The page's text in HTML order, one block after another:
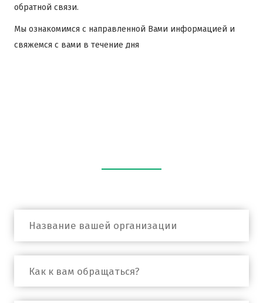
обратной связи.
Мы ознакомимся с направленной Вами информацией и
свяжемся с вами в течение дня